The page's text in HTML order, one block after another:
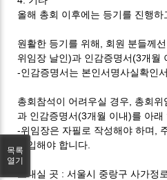
올해 총회 이후에는 등기를 진행하
원활한 등기를 위해 회원 분들께
위임장 날인)과 인감증명서(3개월
-인감증명서는 본인서명사실확인
총회참석이 어려우실 경우 총회위
과 인감증명서(3개월 이내)를 아래
-위임장은 자필로 작성해야 하며
기입해야 합니다
보내실 곳 :서울시 중랑구 사가정
목록
열기